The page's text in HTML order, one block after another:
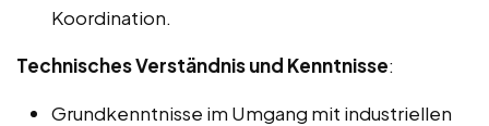
Koordination.
Technisches Verständnis und Kenntnisse:
Grundkenntnisse im Umgang mit industriellen